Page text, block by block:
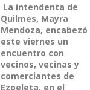
La intendenta de
Quilmes, Mayra
Mendoza, encabezó
este viernes un
encuentro con
vecinos, vecinas y
comerciantes de
Ezpeleta, en el